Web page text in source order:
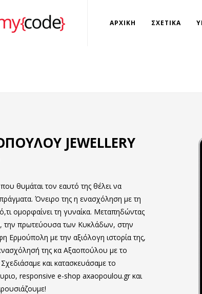
ΑΡΧΙΚΗ ΣΧΕΤΙΚΑ
JEWELLERY
θυμάται τον εαυτό της θέλει να
Όνειρο της η ενασχόληση με τη
ομορφαίνει τη γυναίκα. Μεταπηδώντας
την πρωτεύουσα των Κυκλάδων, στην
Ερμούπολη με την αξιόλογη ιστορία της,
της κα Αξαοπούλου με το
και κατασκευάσαμε το
responsive e-shop axaopoulou.gr και